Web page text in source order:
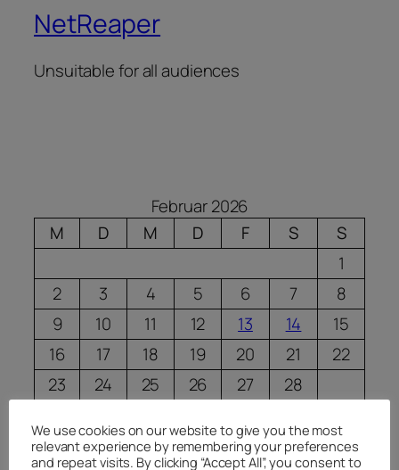
NetReaper
Unsuitable for all audiences
Februar 2026
M
D M D F S
S
1
2
3 4 5 6 7
8
9
10 11 12 13 14
15
16
17 18 19 20 21
22
23
24 25 26 27
28
Februar 2026
We use cookies on our website to give you the most
relevant experience by remembering your preferences
and repeat visits. By clicking “Accept All”, you consent to